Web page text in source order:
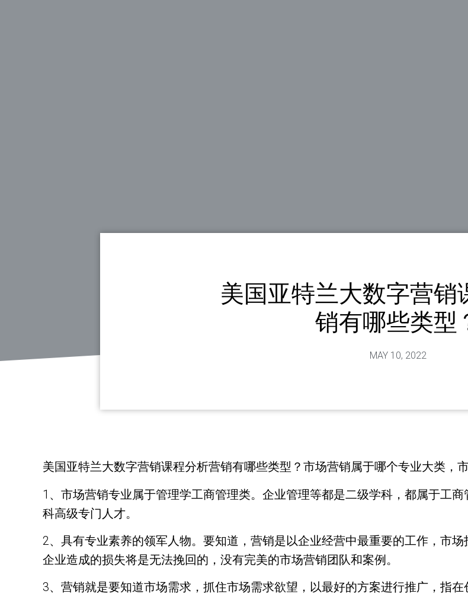
美国亚特兰大数字营销
销有哪些类型
MAY 10, 2022
美国亚特兰大数字营销课程分析营销有哪些类型？市场营销属于哪个专业大类，
1、市场营销专业属于管理学工商管理类。企业管理等都是二级学科，都属于工
科高级专门人才。
2、具有专业素养的领军人物。要知道，营销是以企业经营中最重要的工作，市
企业造成的损失将是无法挽回的，没有完美的市场营销团队和案例。
3、营销就是要知道市场需求，抓住市场需求欲望，以最好的方案进行推广，指